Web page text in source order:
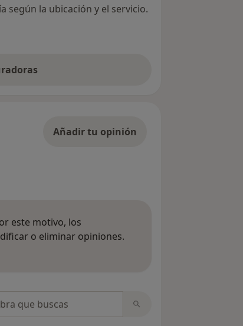
según la ubicación y el servicio.
Añadir tu opinión
este motivo, los
o eliminar opiniones.